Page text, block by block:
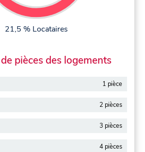
21,5 % Locataires
pièces des logements
1 pièce
2 pièces
3 pièces
4 pièces